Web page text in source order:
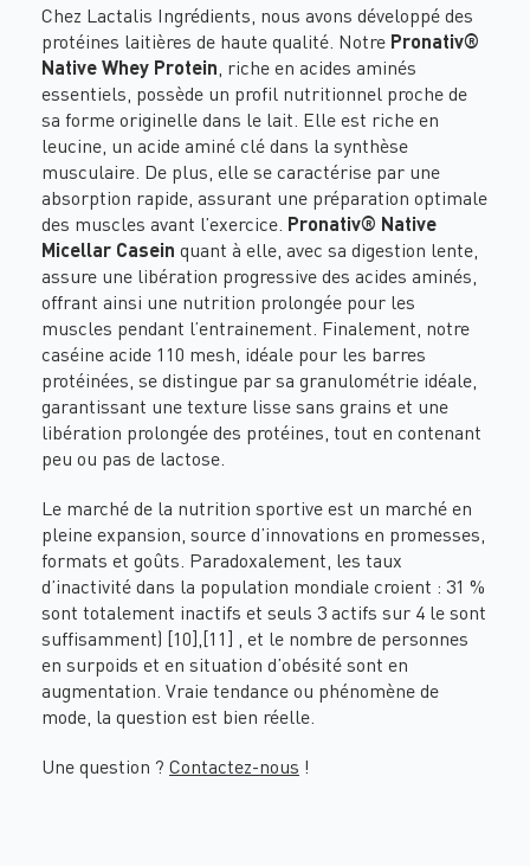
Chez Lactalis Ingrédients, nous avons développé des
protéines laitières de haute qualité. Notre Pronativ®
Native Whey Protein , riche en acides aminés
essentiels, possède un profil nutritionnel proche de
sa forme originelle dans le lait. Elle est riche en
leucine, un acide aminé clé dans la synthèse
musculaire. De plus, elle se caractérise par une
absorption rapide, assurant une préparation optimale
des muscles avant l’exercice. Pronativ® Native
Micellar Casein quant à elle, avec sa digestion lente,
assure une libération progressive des acides aminés,
offrant ainsi une nutrition prolongée pour les
muscles pendant l’entrainement. Finalement, notre
caséine acide 110 mesh, idéale pour les barres
protéinées, se distingue par sa granulométrie idéale,
garantissant une texture lisse sans grains et une
libération prolongée des protéines, tout en contenant
peu ou pas de lactose.
Le marché de la nutrition sportive est un marché en
pleine expansion, source d’innovations en promesses,
formats et goûts. Paradoxalement, les taux
d’inactivité dans la population mondiale croient : 31 %
sont totalement inactifs et seuls 3 actifs sur 4 le sont
suffisamment) [10],[11] , et le nombre de personnes
en surpoids et en situation d’obésité sont en
augmentation. Vraie tendance ou phénomène de
mode, la question est bien réelle.
Une question ? Contactez-nous !